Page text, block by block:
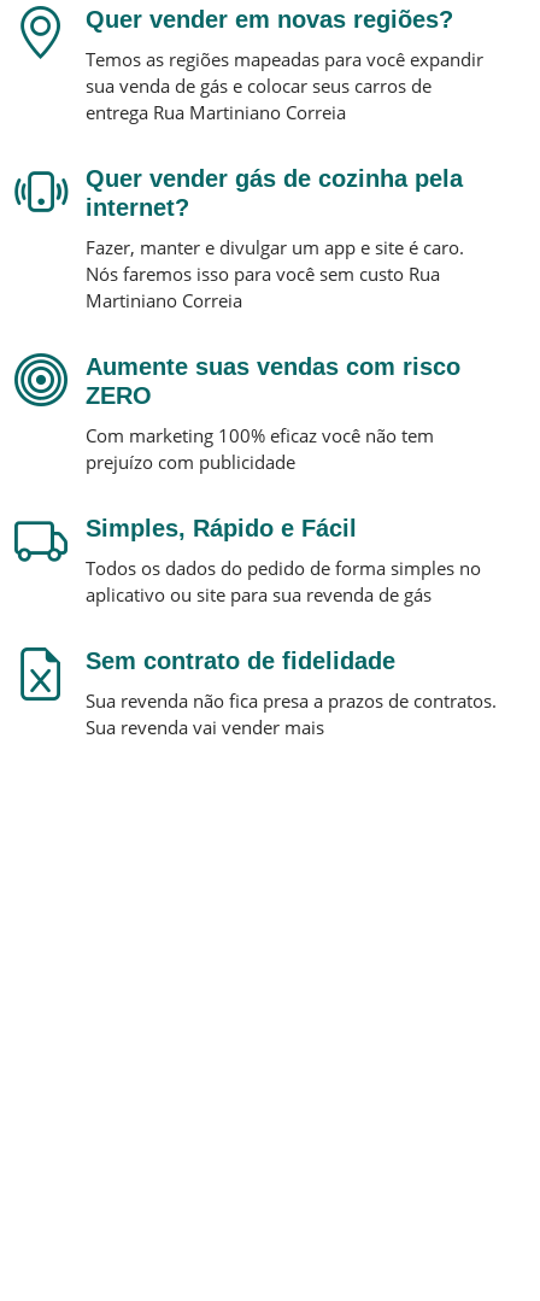
Quer vender em novas regiões?
Temos as regiões mapeadas para você expandir
sua venda de gás e colocar seus carros de
entrega Rua Martiniano Correia
Quer vender gás de cozinha pela
internet?
Fazer, manter e divulgar um app e site é caro.
Nós faremos isso para você sem custo Rua
Martiniano Correia
Aumente suas vendas com risco
ZERO
Com marketing 100% eficaz você não tem
prejuízo com publicidade
Simples, Rápido e Fácil
Todos os dados do pedido de forma simples no
aplicativo ou site para sua revenda de gás
Sem contrato de fidelidade
Sua revenda não fica presa a prazos de contratos.
Sua revenda vai vender mais